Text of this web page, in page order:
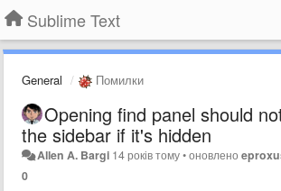
Sublime Text
General Помилки
Opening find panel should
the sidebar if it's hidden
Allen A. Bargi 14 років тому•оновлено
0